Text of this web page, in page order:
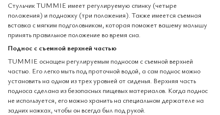
Стульчик TUMMIE имеет регулируемую спинку (четыре
положения) и подножку (три положения). Также имеется съемная
вставка с мягким подголовником, которая поможет вашему малышу
принять правильное положение во время сна.
Поднос с съемной верхней частью
TUMMIE оснащен регулируемым подносом с съемной верхней
частью. Его легко мыть под проточной водой, а сам поднос можно
установить на одном из трех уровней от сиденья. Верхняя часть
подноса сделана из безопасных пищевых материалов. Когда поднос
не используется, его можно хранить на специальном держателе на
задних ножках, чтобы он всегда был под рукой.